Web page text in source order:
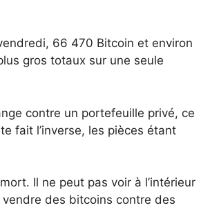
66 470 Bitcoin et environ
gros totaux sur une seule
contre un portefeuille privé, ce
fait l’inverse, les pièces étant
Il ne peut pas voir à l’intérieur
vendre des bitcoins contre des